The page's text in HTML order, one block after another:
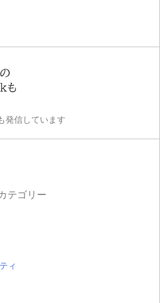
発信しています
テゴリー
ィ